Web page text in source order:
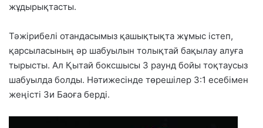
жұдырықтасты.
Тәжірибелі отандасымыз қашықтықта жұмыс істеп,
қарсыласының әр шабуылын толықтай бақылау алуға
тырысты. Ал Қытай боксшысы 3 раунд бойы тоқтаусыз
шабуылда болды. Нәтижесінде төрешілер 3:1 есебімен
жеңісті Зи Баоға берді.